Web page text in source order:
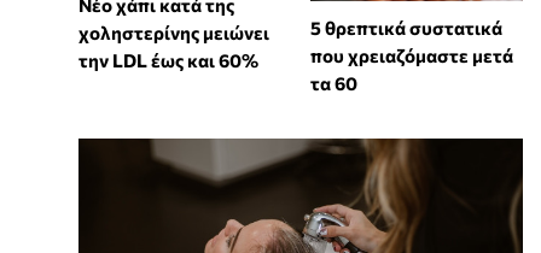
Νέο χάπι κατά της
χοληστερίνης μειώνει
την LDL έως και 60%
5 θρεπτικά συστατικά
που χρειαζόμαστε μετά
τα 60